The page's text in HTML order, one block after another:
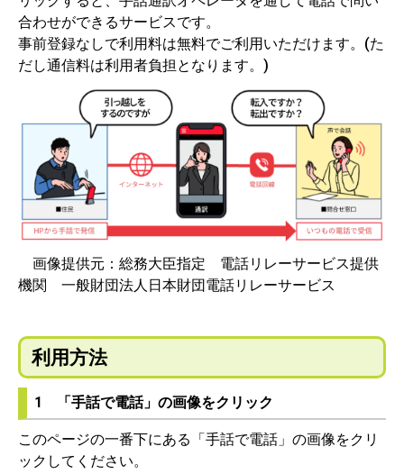
合わせができるサービスです。
事前登録なしで利用料は無料でご利用いただけます。(た
だし通信料は利用者負担となります。)
画像提供元：総務大臣指定 電話リレーサービス提供
機関 一般財団法人日本財団電話リレーサービス
利用方法
1 「手話で電話」の画像をクリック
このページの一番下にある「手話で電話」の画像をクリ
ックしてください。